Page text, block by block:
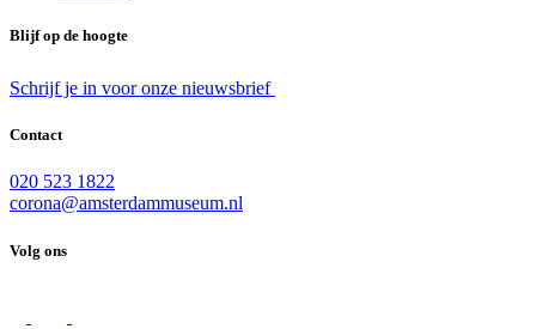
Blijf op de hoogte
Schrijf je in voor onze nieuwsbrief
Contact
020 523 1822
corona@amsterdammuseum.nl
Volg ons